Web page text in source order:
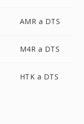
AMR a DTS
M4R a DTS
HTK a DTS